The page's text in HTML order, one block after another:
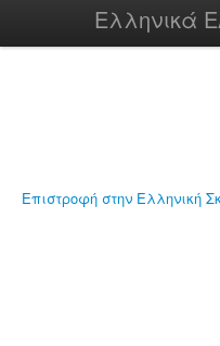
Ελληνικά
Επιστροφή στην Ελληνική